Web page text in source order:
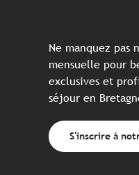
Ne manquez pas
mensuelle pour
exclusives et
séjour en
S'inscrire à